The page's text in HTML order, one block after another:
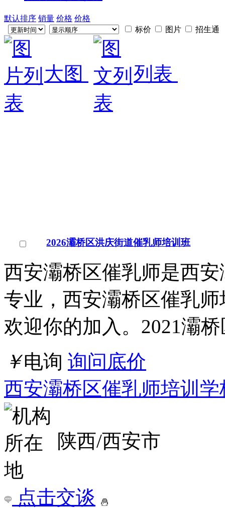
默认排序 销量 价格 价格
标价
图片 招生通
大图 列表
2026灞桥区洪庆街道催乳师培训班
西安灞桥区催乳师是西
专业，西安灞桥区催乳
欢迎你的加入。2021灞
￥电询 询问底价
西安灞桥区催乳师培训学
陕西/西安市
点击交谈